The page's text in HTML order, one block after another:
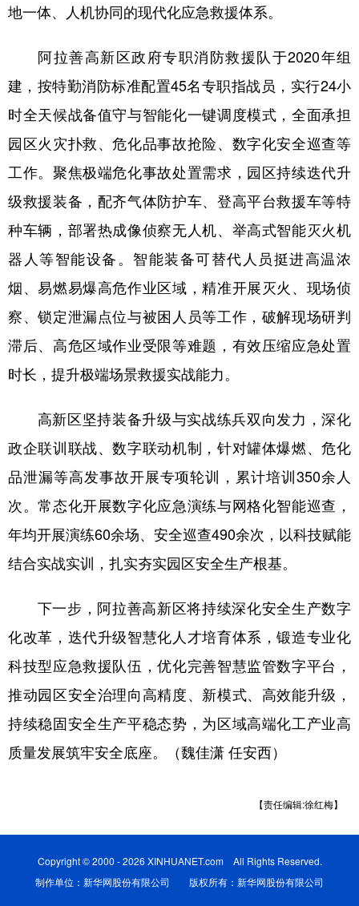
地一体、人机协同的现代化应急救援体系。
阿拉善高新区政府专职消防救援队于2020年组
建，按特勤消防标准配置45名专职指战员，实行24小
时全天候战备值守与智能化一键调度模式，全面承担
园区火灾扑救、危化品事故抢险、数字化安全巡查等
工作。聚焦极端危化事故处置需求，园区持续迭代升
级救援装备，配齐气体防护车、登高平台救援车等特
种车辆，部署热成像侦察无人机、举高式智能灭火机
器人等智能设备。智能装备可替代人员挺进高温浓
烟、易燃易爆高危作业区域，精准开展灭火、现场侦
察、锁定泄漏点位与被困人员等工作，破解现场研判
滞后、高危区域作业受限等难题，有效压缩应急处置
时长，提升极端场景救援实战能力。
高新区坚持装备升级与实战练兵双向发力，深化
政企联训联战、数字联动机制，针对罐体爆燃、危化
品泄漏等高发事故开展专项轮训，累计培训350余人
次。常态化开展数字化应急演练与网格化智能巡查，
年均开展演练60余场、安全巡查490余次，以科技赋能
结合实战实训，扎实夯实园区安全生产根基。
下一步，阿拉善高新区将持续深化安全生产数字
化改革，迭代升级智慧化人才培育体系，锻造专业化
科技型应急救援队伍，优化完善智慧监管数字平台，
推动园区安全治理向高精度、新模式、高效能升级，
持续稳固安全生产平稳态势，为区域高端化工产业高
质量发展筑牢安全底座。（魏佳潇 任安西）
【责任编辑:徐红梅】
Copyright © 2000 - 2026 XINHUANET.com All Rights Reserved.
制作单位：新华网股份有限公司 版权所有：新华网股份有限公司